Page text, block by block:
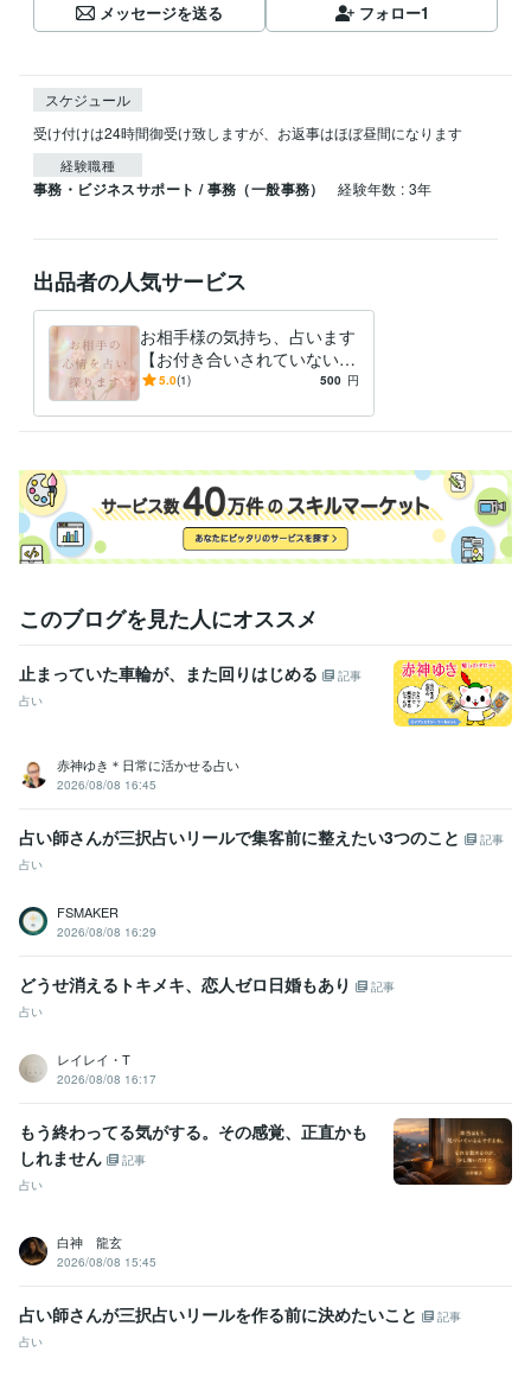
メッセージを送る フォロー1
スケジュール
受け付けは24時間御受け致しますが、お返事はほぼ昼間になります
経験職種
事務・ビジネスサポート / 事務（一般事務） 経験年数 : 3年
出品者の人気サービス
お相手様の気持ち、占います
【お付き合いされていない方
はご遠慮下さい】
5.0(1) 500 円
このブログを見た人にオススメ
止まっていた車輪が、また回りはじめる
記事
占い
赤神ゆき＊日常に活かせる占い
2026/08/08 16:45
占い師さんが三択占いリールで集客前に整えたい3つのこと
記事
占い
FSMAKER
2026/08/08 16:29
どうせ消えるトキメキ、恋人ゼロ日婚もあり
記事
占い
レイレイ・T
2026/08/08 16:17
もう終わってる気がする。その感覚、正直かも
しれません
記事
占い
白神 龍玄
2026/08/08 15:45
占い師さんが三択占いリールを作る前に決めたいこと
記事
占い